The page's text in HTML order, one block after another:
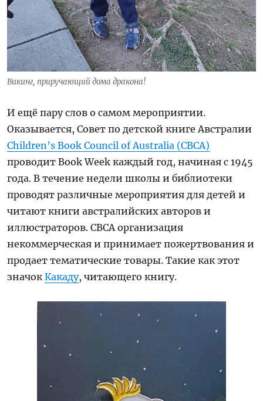
Викинг, приручающий дома дракона!
И ещё пару слов о самом мероприятии.
Оказывается, Совет по детской книге Австралии
Children’s Book Council of Australia (CBCA)
проводит Book Week каждый год, начиная с 1945
года. В течение недели школы и библиотеки
проводят различные мероприятия для детей и
читают книги австралийских авторов и
иллюстраторов. CBCA организация
некоммерческая и принимает пожертвования и
продает тематические товары. Такие как этот
значокКакаду, читающего книгу.